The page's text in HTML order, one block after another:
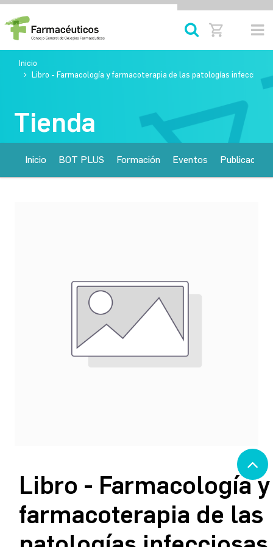
Inicio
Libro - Farmacología y farmacoterapia de las patologías
Tienda
Inicio BOT PLUS Formación Eventos
Libro - Farmacología y
farmacoterapia de las